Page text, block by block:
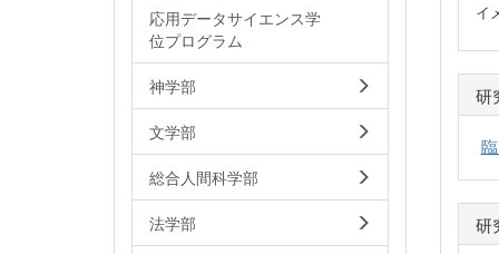
イ
研
研
応用データサイエンス学
位プログラム
神学部
文学部
総合人間科学部
法学部